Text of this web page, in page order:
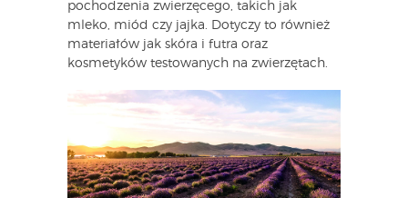
pochodzenia zwierzęcego, takich jak
mleko, miód czy jajka. Dotyczy to również
materiałów jak skóra i futra oraz
kosmetyków testowanych na zwierzętach.